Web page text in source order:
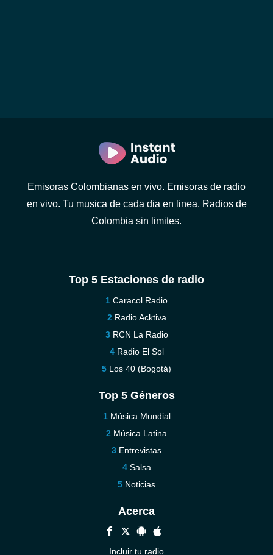
Emisoras Colombianas en vivo. Emisoras de radio
en vivo. Tu musica de cada dia en linea. Radios de
Colombia sin limites.
Top 5 Estaciones de radio
Caracol Radio
Radio Acktiva
RCN La Radio
Radio El Sol
Los 40 (Bogotá)
Top 5 Géneros
Música Mundial
Música Latina
Entrevistas
Salsa
Noticias
Acerca
Incluir tu radio